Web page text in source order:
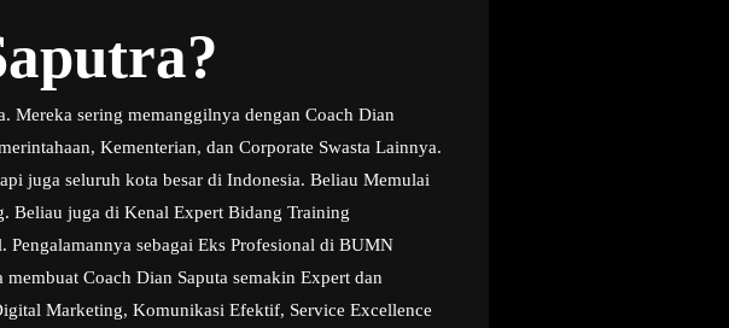
Mereka sering memanggilnya dengan Coach Dian
Kementerian, dan Corporate Swasta Lainnya.
juga seluruh kota besar di Indonesia. Beliau Memulai
Beliau juga di Kenal Expert Bidang Training
Pengalamannya sebagai Eks Profesional di BUMN
Coach Dian Saputa semakin Expert dan
Marketing, Komunikasi Efektif, Service Excellence